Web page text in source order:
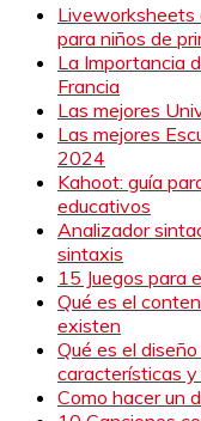
Liveworksheets
para niños de
La Importancia
Francia
Las mejores
Las mejores
2024
Kahoot: guía
educativos
Analizador
sintaxis
15 Juegos para
Qué es el
existen
Qué es el
características
Como hacer un